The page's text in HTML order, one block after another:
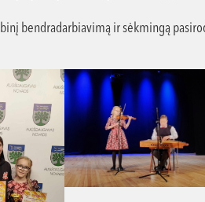
bendradarbiavimą ir sėkmingą